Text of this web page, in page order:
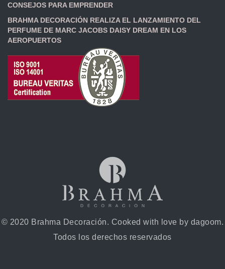
CONSEJOS PARA EMPRENDER
BRAHMA DECORACIÓN REALIZA EL LANZAMIENTO DEL
PERFUME DE MARC JACOBS DAISY DREAM EN LOS
AEROPUERTOS
© 2020 Brahma Decoración. Cooked with love by dagoom.
Todos los derechos reservados